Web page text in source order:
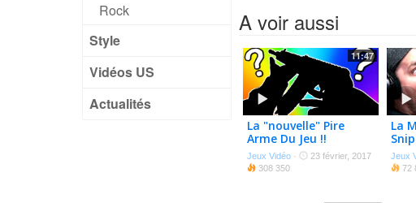
Rock
Style
Vidéos US
Actualités
A voir aussi
11:47
La "nouvelle" Pire
Arme Du Jeu !!
Jeux Vidéo ·
23 février, 2017
308 350
La
Jeux
72